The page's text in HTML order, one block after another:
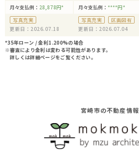
月々支払例： 28,878円*
写真充実
更新日：2026.07.18
月々支払例： ****円*
写真充実
区画図有
更新日：2026.07.04
*35年ローン / 金利1.200%の場合
※審査により金利は変わる可能性があります。
詳しくは詳細ページをご覧ください。
宮崎市の不動産情報